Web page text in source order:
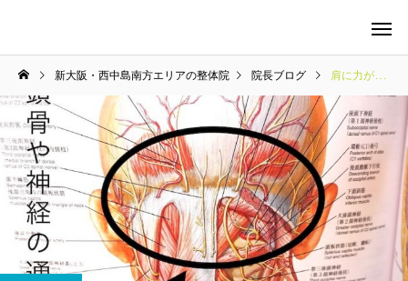
当院の料金について
新大阪・西中島南方エリアの整体院 院長ブログ 肩に力が入る症状の改善について｜自律神経症状専門の整体サロンINUIが解説